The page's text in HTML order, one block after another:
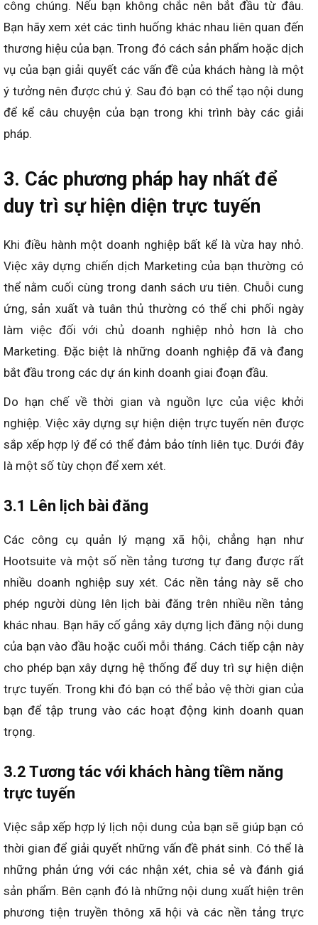
công chúng. Nếu bạn không chắc nên bắt đầu từ đâu.
Bạn hãy xem xét các tình huống khác nhau liên quan đến
thương hiệu của bạn. Trong đó cách sản phẩm hoặc dịch
vụ của bạn giải quyết các vấn đề của khách hàng là một
ý tưởng nên được chú ý. Sau đó bạn có thể tạo nội dung
để kể câu chuyện của bạn trong khi trình bày các giải
pháp.
3. Các phương pháp hay nhất để
duy trì sự hiện diện trực tuyến
Khi điều hành một doanh nghiệp bất kể là vừa hay nhỏ.
Việc xây dựng chiến dịch Marketing của bạn thường có
thể nằm cuối cùng trong danh sách ưu tiên. Chuỗi cung
ứng, sản xuất và tuân thủ thường có thể chi phối ngày
làm việc đối với chủ doanh nghiệp nhỏ hơn là cho
Marketing. Đặc biệt là những doanh nghiệp đã và đang
bắt đầu trong các dự án kinh doanh giai đoạn đầu.
Do hạn chế về thời gian và nguồn lực của việc khởi
nghiệp. Việc xây dựng sự hiện diện trực tuyến nên được
sắp xếp hợp lý để có thể đảm bảo tính liên tục. Dưới đây
là một số tùy chọn để xem xét.
3.1 Lên lịch bài đăng
Các công cụ quản lý mạng xã hội, chẳng hạn như
Hootsuite và một số nền tảng tương tự đang được rất
nhiều doanh nghiệp suy xét. Các nền tảng này sẽ cho
phép người dùng lên lịch bài đăng trên nhiều nền tảng
khác nhau. Bạn hãy cố gắng xây dựng lịch đăng nội dung
của bạn vào đầu hoặc cuối mỗi tháng. Cách tiếp cận này
cho phép bạn xây dựng hệ thống để duy trì sự hiện diện
trực tuyến. Trong khi đó bạn có thể bảo vệ thời gian của
bạn để tập trung vào các hoạt động kinh doanh quan
trọng.
3.2 Tương tác với khách hàng tiềm năng
trực tuyến
Việc sắp xếp hợp lý lịch nội dung của bạn sẽ giúp bạn có
thời gian để giải quyết những vấn đề phát sinh. Có thể là
những phản ứng với các nhận xét, chia sẻ và đánh giá
sản phẩm. Bên cạnh đó là những nội dung xuất hiện trên
phương tiện truyền thông xã hội và các nền tảng trực